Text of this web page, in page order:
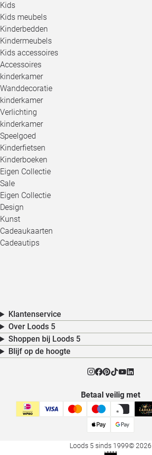
Kids
Kids meubels
Kinderbedden
Kindermeubels
Kids accessoires
Accessoires
kinderkamer
Wanddecoratie
kinderkamer
Verlichting
kinderkamer
Speelgoed
Kinderfietsen
Kinderboeken
Eigen Collectie
Sale
Eigen Collectie
Design
Kunst
Cadeaukaarten
Cadeautips
Klantenservice
Over Loods 5
Shoppen bij Loods 5
Blijf op de hoogte
Betaal veilig met
Loods 5 sinds 1999© 2026